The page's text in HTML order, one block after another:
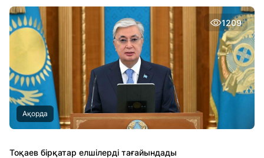
1209
Ақорда
Тоқаев бірқатар елшілерді тағайындады